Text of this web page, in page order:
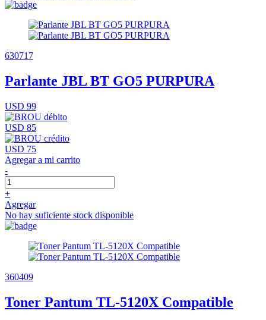
630717
Parlante JBL BT GO5 PURPURA
USD 99
USD 85
USD 75
Agregar a mi carrito
-
+
Agregar
No hay suficiente stock disponible
360409
Toner Pantum TL-5120X Compatible